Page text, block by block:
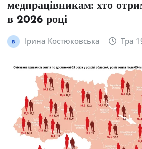
медпрацівникам: хто
в 2026 році
Ірина Костюковська Тра